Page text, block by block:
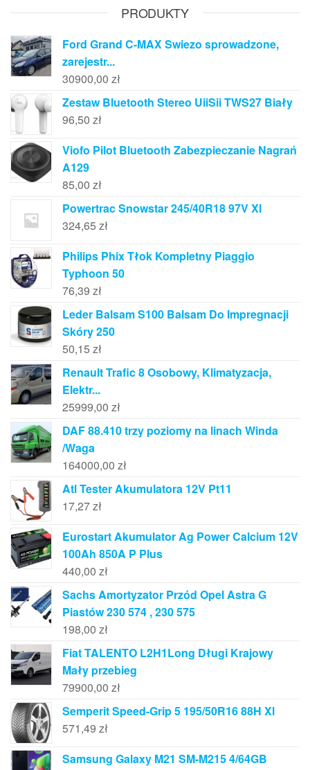
PRODUKTY
Ford Grand C-MAX Swiezo sprowadzone,
zarejestr...
30900,00 zł
Zestaw Bluetooth Stereo UiiSii TWS27 Biały
96,50 zł
Viofo Pilot Bluetooth Zabezpieczanie Nagrań
A129
85,00 zł
Powertrac Snowstar 245/40R18 97V Xl
324,65 zł
Philips Phix Tłok Kompletny Piaggio
Typhoon 50
76,39 zł
Leder Balsam S100 Balsam Do Impregnacji
Skóry 250
50,15 zł
Renault Trafic 8 Osobowy, Klimatyzacja,
Elektr...
25999,00 zł
DAF 88.410 trzy poziomy na linach Winda
/Waga
164000,00 zł
Atl Tester Akumulatora 12V Pt11
17,27zł
Eurostart Akumulator Ag Power Calcium 12V
100Ah 850A P Plus
440,00 zł
Sachs Amortyzator Przód Opel Astra G
Piastów 230 574 , 230 575
198,00 zł
Fiat TALENTO L2H1Long Długi Krajowy
Mały przebieg
79900,00 zł
Semperit Speed-Grip 5 195/50R16 88H Xl
571,49 zł
Samsung Galaxy M21 SM-M215 4/64GB